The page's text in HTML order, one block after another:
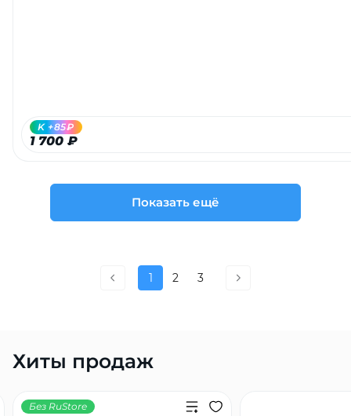
1 700 ₽
K +85₽
Показать ещё
1 2 3
Хиты продаж
Без RuStore